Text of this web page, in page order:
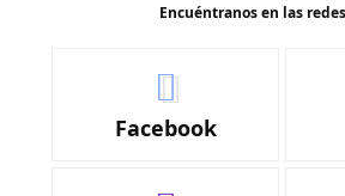
Encuéntranos en las
Facebook